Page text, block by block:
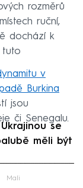
rozměrů
ruční,
dochází k
tuto
v
Burkina
jsou
či Senegalu.
Ukrajinou se
měli být
Mali